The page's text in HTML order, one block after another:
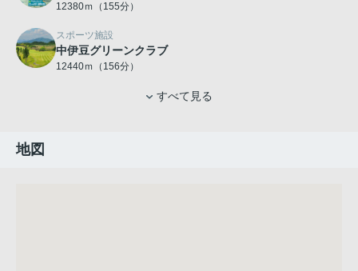
12380ｍ（155分）
スポーツ施設
中伊豆グリーンクラブ
12440ｍ（156分）
すべて見る
地図